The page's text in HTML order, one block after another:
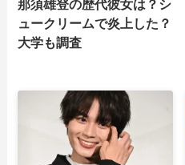
那須雄登の歴代彼女は？シ
ュークリームで炎上した？
大学も調査